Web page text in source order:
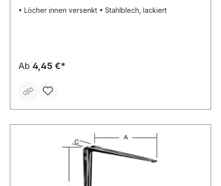
• Löcher innen versenkt • Stahlblech, lackiert
Ab 4,45 €*